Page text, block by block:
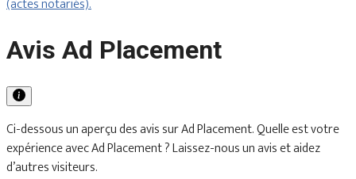
Avis Ad Placement
Ci-dessous un aperçu des avis sur Ad Placement. Quelle est votre
expérience avec Ad Placement ? Laissez-nous un avis et aidez
d’autres visiteurs.